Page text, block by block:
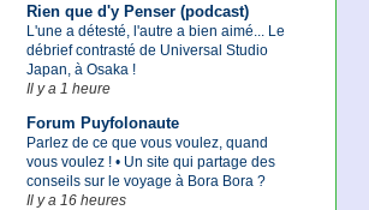
Rien que d'y Penser (podcast)
L'une a détesté, l'autre a bien aimé... Le
débrief contrasté de Universal Studio
Japan, à Osaka !
Il y a 1 heure
Forum Puyfolonaute
Parlez de ce que vous voulez, quand
vous voulez ! • Un site qui partage des
conseils sur le voyage à Bora Bora ?
Il y a 16 heures